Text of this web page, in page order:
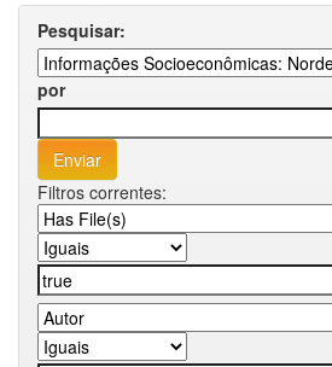
Pesquisar:
por
Filtros correntes: